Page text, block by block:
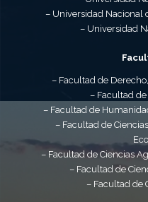
– Universidad Nacional
– Universidad
– Facultad de
– Facultad
– Facultad de
– Facultad de
– Facultad de Ciencias
– Facultad de
– Facultad de